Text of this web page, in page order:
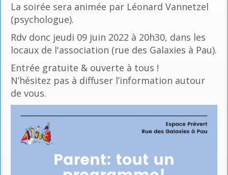
La soirée sera animée par Léonard Vannetzel
(psychologue).
Rdv donc jeudi 09 juin 2022 à 20h30, dans les
locaux de l'association (rue des Galaxies à Pau).
Entrée gratuite & ouverte à tous !
N’hésitez pas à diffuser l’information autour
de vous.